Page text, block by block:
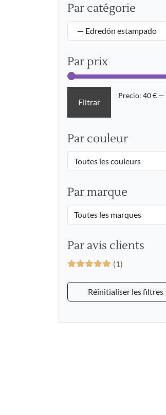
Par catégorie
Par prix
Filtrar
Precio: 40 € —
Par couleur
Par marque
Par avis clients
con5de 5
(1)
Réinitialiser les filtres